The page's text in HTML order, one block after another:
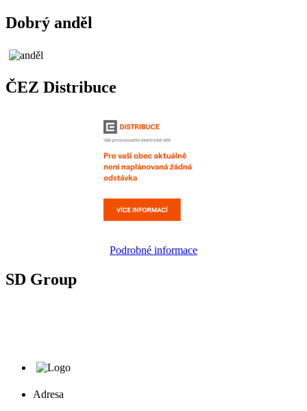
Dobrý anděl
ČEZ Distribuce
Podrobné informace
SD Group
Adresa